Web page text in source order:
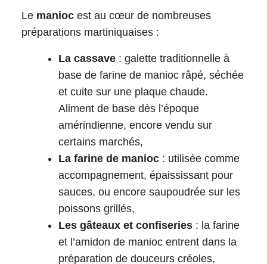
Le manioc est au cœur de nombreuses
préparations martiniquaises :
La cassave : galette traditionnelle à
base de farine de manioc râpé, séchée
et cuite sur une plaque chaude.
Aliment de base dès l’époque
amérindienne, encore vendu sur
certains marchés,
La farine de manioc : utilisée comme
accompagnement, épaississant pour
sauces, ou encore saupoudrée sur les
poissons grillés,
Les gâteaux et confiseries : la farine
et l’amidon de manioc entrent dans la
préparation de douceurs créoles,